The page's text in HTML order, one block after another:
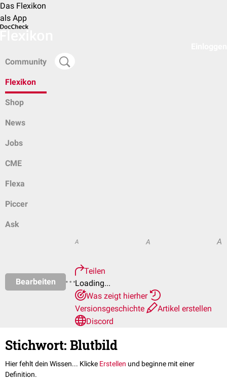
Das Flexikon
als App
Community
Flexikon
Shop
News
Jobs
CME
Flexa
Piccer
Ask
Bearbeiten
A A A
Teilen
Loading...
Was zeigt hierher
Versionsgeschichte
Artikel erstellen
Discord
Stichwort: Blutbild
Hier fehlt dein Wissen... Klicke Erstellen und beginne mit einer
Definition.